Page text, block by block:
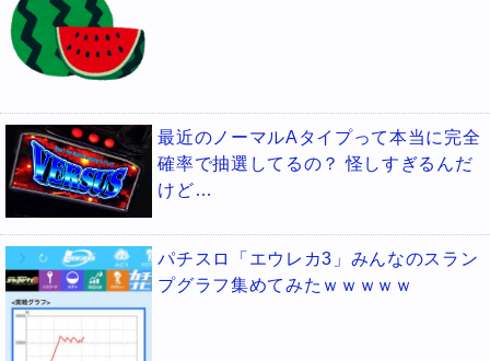
最近のノーマルAタイプって本当に完全
確率で抽選してるの？ 怪しすぎるんだ
けど…
パチスロ「エウレカ3」みんなのスラン
プグラフ集めてみたｗｗｗｗｗ